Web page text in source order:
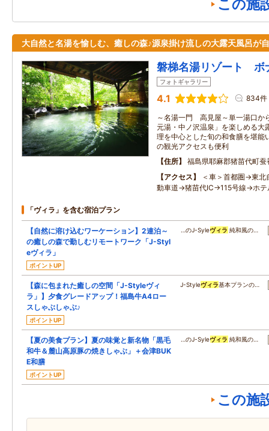
この施
大自然と名湯を愉しむ、癒しの森♪源泉掛け流しの大露天風呂が
磐梯名湯リゾート ボ
フォトギャラリー
4.1 834件
～名湯一門 高見屋～単一湯口か
元湯・中ノ沢温泉」を楽しめる大
理を中心とした旬の和食膳を堪
の観光アクセスも便利
住所
福島県耶麻郡猪苗代町
アクセス
＜車＞首都圏→東
動車道→猪苗代IC→115号線→ホテ
「ヴィラ」を含む宿泊プラン
【自然に溶け込むワーケーション】2連泊～
の癒しの森で勤しむリモートワーク「J-Styl
eヴィラ」
ポイントUP
…のJ-Syleヴィラ 純和風の…
【森に包まれた癒しの空間「J-Styleヴィ
ラ」】夕食グレードアップ！福島牛A4ロー
スしゃぶしゃぶ♪
ポイントUP
J-Styleヴィラ基本プランの…
【夏の美食プラン】夏の味覚と新名物「黒毛
和牛＆麓山高原豚の焼きしゃぶ」＋会津BUK
E和膳
ポイントUP
…のJ-Syleヴィラ 純和風の…
この施